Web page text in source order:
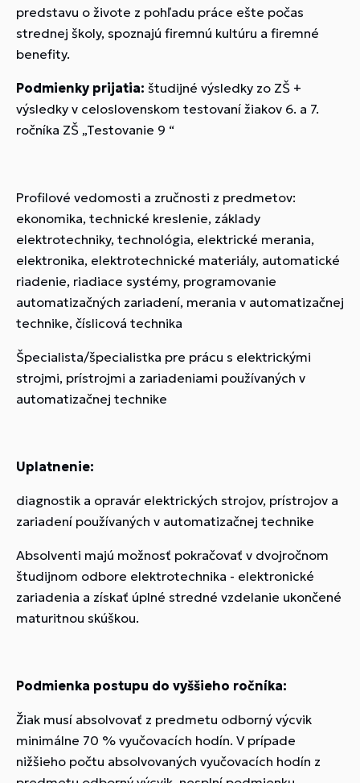
predstavu o živote z pohľadu práce ešte počas
strednej školy, spoznajú firemnú kultúru a firemné
benefity.
Podmienky prijatia: študijné výsledky zo ZŠ +
výsledky v celoslovenskom testovaní žiakov 6. a 7.
ročníka ZŠ „Testovanie 9 “
Profilové vedomosti a zručnosti z predmetov:
ekonomika, technické kreslenie, základy
elektrotechniky, technológia, elektrické merania,
elektronika, elektrotechnické materiály, automatické
riadenie, riadiace systémy, programovanie
automatizačných zariadení, merania v automatizačnej
technike, číslicová technika
Špecialista/špecialistka pre prácu s elektrickými
strojmi, prístrojmi a zariadeniami používaných v
automatizačnej technike
Uplatnenie:
diagnostik a opravár elektrických strojov, prístrojov a
zariadení používaných v automatizačnej technike
Absolventi majú možnosť pokračovať v dvojročnom
študijnom odbore elektrotechnika - elektronické
zariadenia a získať úplné stredné vzdelanie ukončené
maturitnou skúškou.
Podmienka postupu do vyššieho ročníka:
Žiak musí absolvovať z predmetu odborný výcvik
minimálne 70 % vyučovacích hodín. V prípade
nižšieho počtu absolvovaných vyučovacích hodín z